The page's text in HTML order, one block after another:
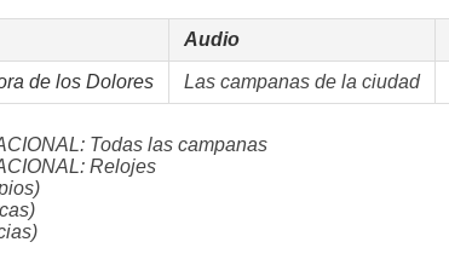
Audio
de los Dolores Las campanas de la ciudad
Todas las campanas
Relojes